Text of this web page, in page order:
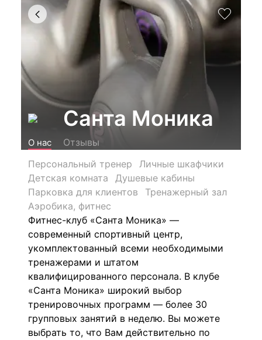
Санта Моника
О нас
Отзывы
Персональный тренер
Личные шкафчики
Детская комната
Душевые кабины
Парковка для клиентов
Тренажерный зал
Аэробика, фитнес
Фитнес-клуб «Санта Моника» —
современный спортивный центр,
укомплектованный всеми необходимыми
тренажерами и штатом
квалифицированного персонала. В клубе
«Санта Моника» широкий выбор
тренировочных программ — более 30
групповых занятий в неделю. Вы можете
выбрать то, что Вам действительно по